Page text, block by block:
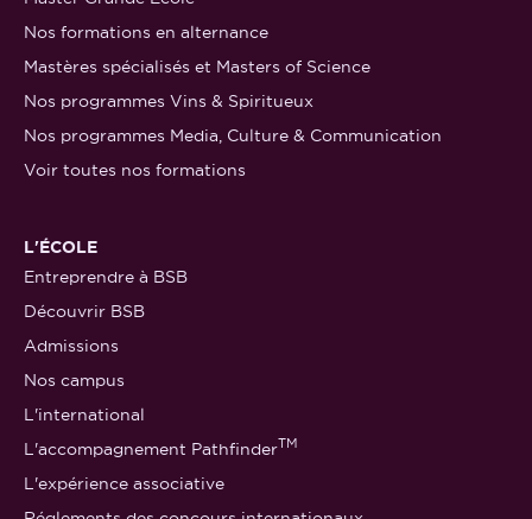
Nos formations en alternance
Mastères spécialisés et Masters of Science
Nos programmes Vins & Spiritueux
Nos programmes Media, Culture & Communication
Voir toutes nos formations
L'ÉCOLE
Entreprendre à BSB
Découvrir BSB
Admissions
Nos campus
L'international
L'accompagnement PathfinderTM
L'expérience associative